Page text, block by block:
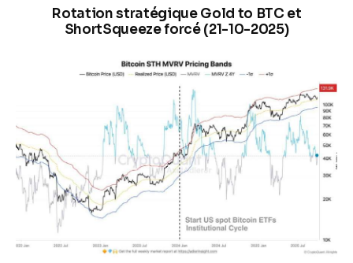
Rotation stratégique Gold to BTC et
ShortSqueeze forcé (21-10-2025)